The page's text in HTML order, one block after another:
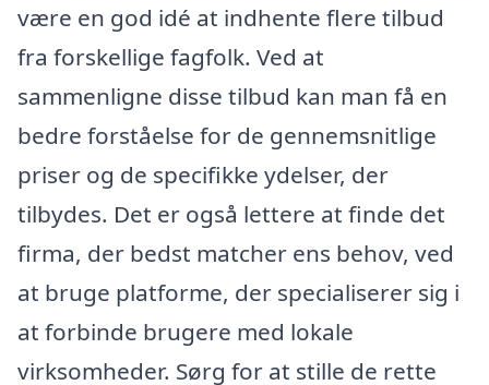
være en god idé at indhente flere tilbud
fra forskellige fagfolk. Ved at
sammenligne disse tilbud kan man få en
bedre forståelse for de gennemsnitlige
priser og de specifikke ydelser, der
tilbydes. Det er også lettere at finde det
firma, der bedst matcher ens behov, ved
at bruge platforme, der specialiserer sig i
at forbinde brugere med lokale
virksomheder. Sørg for at stille de rette